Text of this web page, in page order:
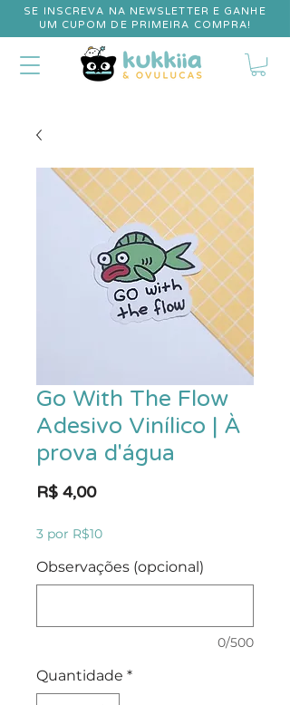
SE INSCREVA NA NEWSLETTER E GANHE
UM CUPOM DE PRIMEIRA COMPRA!
Go With The Flow
Adesivo Vinílico | À
prova d'água
R$ 4,00Preço
3 por R$10
Observações (opcional)
0/500
Quantidade *